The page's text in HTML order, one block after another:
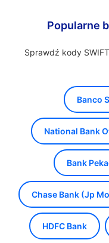
Popularne
Sprawdź kody
Banco
National Bank
Bank
Chase Bank (Jp
HDFC Bank